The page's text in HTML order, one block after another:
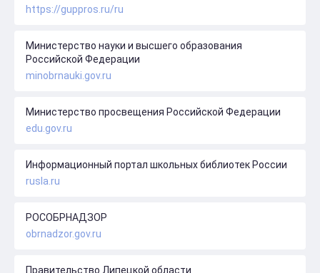
https://guppros.ru/ru
Министерство науки и высшего образования
Российской Федерации
minobrnauki.gov.ru
Министерство просвещения Российской Федерации
edu.gov.ru
Информационный портал школьных библиотек России
rusla.ru
РОСОБРНАДЗОР
obrnadzor.gov.ru
Правительство Липецкой области